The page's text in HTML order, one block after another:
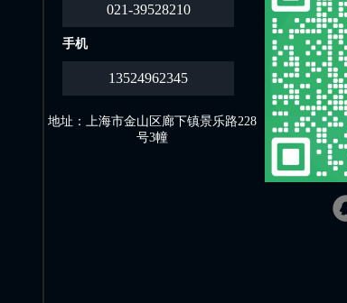
021-39528210
手机
13524962345
地址：上海市金山区廊下镇景乐路228
号3幢